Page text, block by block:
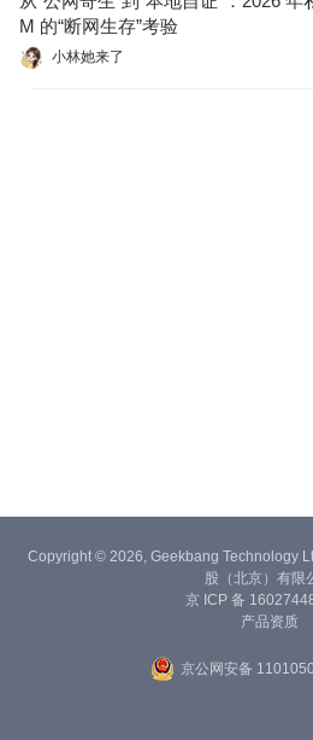
M 的“断网生存”考验
小林她来了
Copyright © 2026, Geekbang Technology
股（北京）有限
京 ICP 备
产品资质
京公网安备